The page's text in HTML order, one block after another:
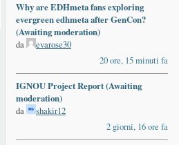
Why are EDHmeta fans exploring
evergreen edhmeta after GenCon?
(Awaiting moderation)
da
evarose30
20 ore, 15 minuti fa
IGNOU Project Report (Awaiting
moderation)
da
shakir12
2 giorni, 16 ore fa